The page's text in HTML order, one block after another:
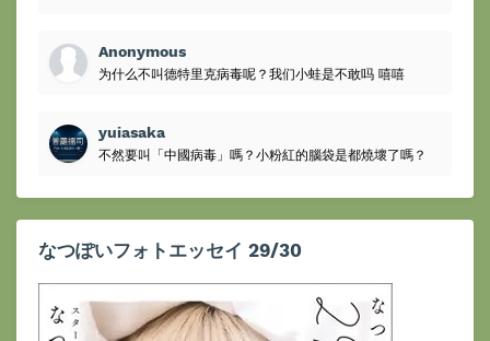
Anonymous
为什么不叫德特里克病毒呢？我们小蛙是不敢吗 嘻嘻
yuiasaka
不然要叫「中國病毒」嗎？小粉紅的腦袋是都燒壞了嗎？
なつぽいフォトエッセイ 29/30